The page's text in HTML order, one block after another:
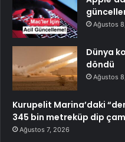
Ağustos
Dünya
döndü
Ağustos
Kurupelit Marina’daki
345 bin metreküp dip
Ağustos 7, 2026